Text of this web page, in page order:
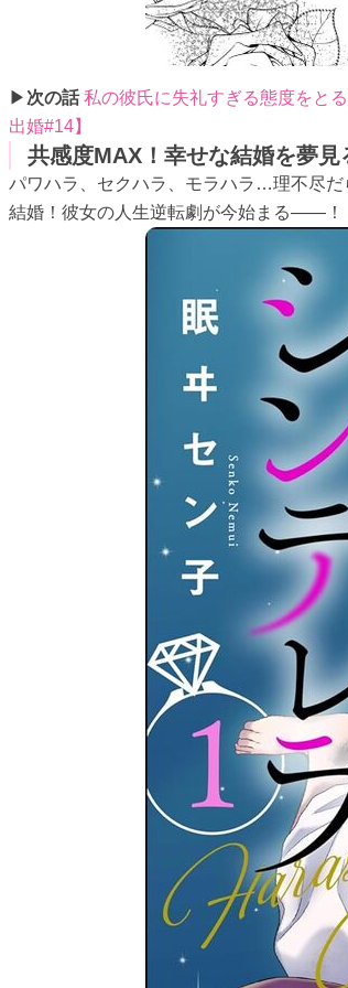
▶ 次の話私の彼氏に失礼すぎる態度をと
出婚#14】
共感度MAX！幸せな結婚を夢見
パワハラ、セクハラ、モラハラ…理不尽
結婚！彼女の人生逆転劇が今始まる――！